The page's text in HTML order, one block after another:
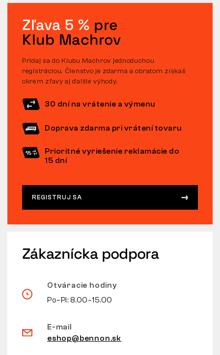
Zľava 5 % pre
Klub Machrov
Pridaj sa do Klubu Machrov jednoduchou
registráciou. Členstvo je zdarma a obratom získaš
okrem zľavy aj ďalšie výhody.
30 dní na vrátenie a výmenu
Doprava zdarma pri vrátení tovaru
Prioritné vyriešenie reklamácie do
15 dní
REGISTRUJ SA
Zákaznícka podpora
Otváracie hodiny
Po–Pi: 8.00–15.00
E-mail
eshop@bennon.sk